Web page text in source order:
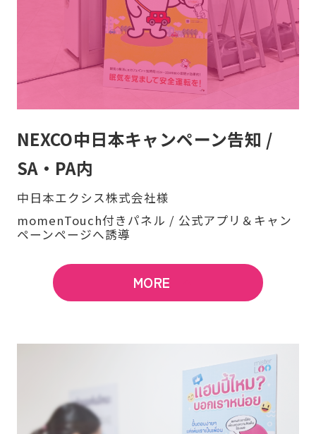
NEXCO中日本キャンペーン告知 /
SA・PA内
中日本エクシス株式会社様
momenTouch付きパネル / 公式アプリ＆キャン
ペーンページへ誘導
MORE